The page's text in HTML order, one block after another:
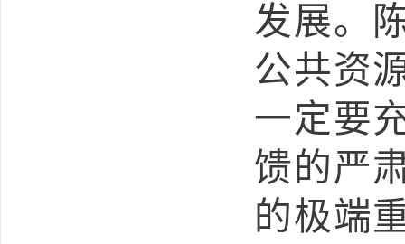
发展。
公共资
一定要
馈的严
的极端